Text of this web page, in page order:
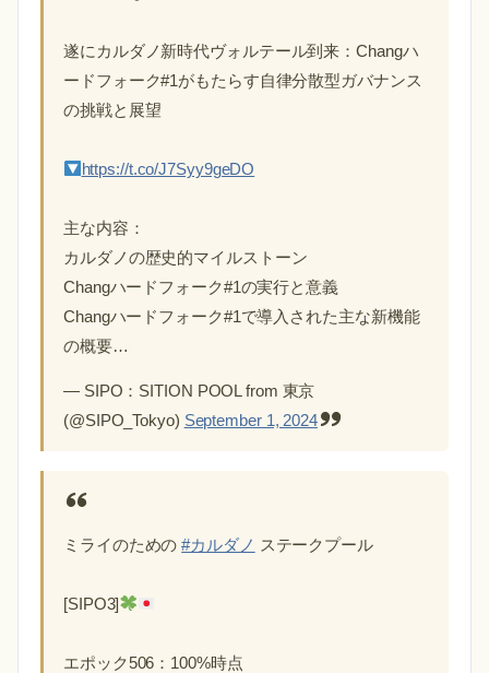
遂にカルダノ新時代ヴォルテール到来：Changハ
ードフォーク#1がもたらす自律分散型ガバナンス
の挑戦と展望
https://t.co/J7Syy9geDO
主な内容：
カルダノの歴史的マイルストーン
Changハードフォーク#1の実行と意義
Changハードフォーク#1で導入された主な新機能
の概要…
— SIPO：SITION POOL from 東京
(@SIPO_Tokyo) September 1, 2024
ミライのための#カルダノ ステークプール
[SIPO3]
エポック506：100%時点